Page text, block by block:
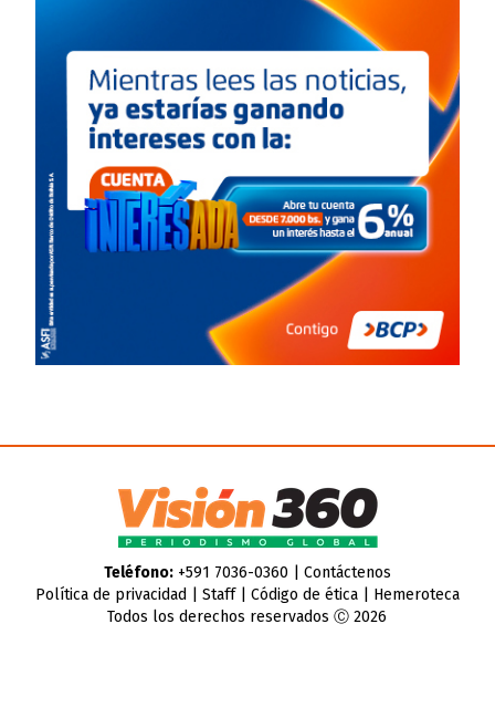
Teléfono:+591 7036-0360 | Contáctenos
Política de privacidad
Staff| Código de ética| Hemeroteca
Todos los derechos reservados Ⓒ 2026